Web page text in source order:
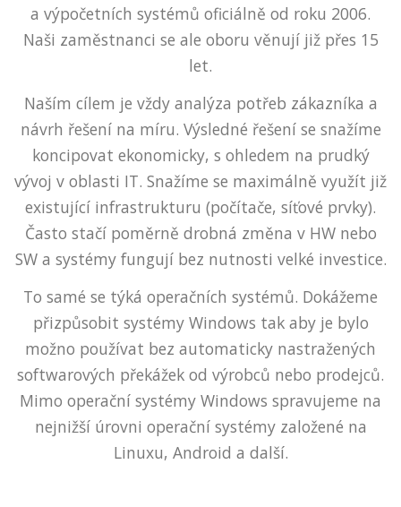
a výpočetních systémů oficiálně od roku 2006.
Naši zaměstnanci se ale oboru věnují již přes 15
let.
Naším cílem je vždy analýza potřeb zákazníka a
návrh řešení na míru. Výsledné řešení se snažíme
koncipovat ekonomicky, s ohledem na prudký
vývoj v oblasti IT. Snažíme se maximálně využít již
existující infrastrukturu (počítače, síťové prvky).
Často stačí poměrně drobná změna v HW nebo
SW a systémy fungují bez nutnosti velké investice.
To samé se týká operačních systémů. Dokážeme
přizpůsobit systémy Windows tak aby je bylo
možno používat bez automaticky nastražených
softwarových překážek od výrobců nebo prodejců.
Mimo operační systémy Windows spravujeme na
nejnižší úrovni operační systémy založené na
Linuxu, Android a další.